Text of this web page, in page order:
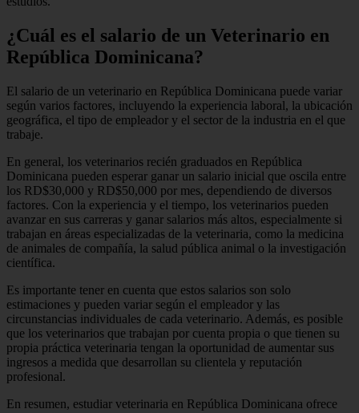
¿Cuál es el salario de un Veterinario en
República Dominicana?
El salario de un veterinario en República Dominicana puede variar
según varios factores, incluyendo la experiencia laboral, la ubicación
geográfica, el tipo de empleador y el sector de la industria en el que
trabaje.
En general, los veterinarios recién graduados en República
Dominicana pueden esperar ganar un salario inicial que oscila entre
los RD$30,000 y RD$50,000 por mes, dependiendo de diversos
factores. Con la experiencia y el tiempo, los veterinarios pueden
avanzar en sus carreras y ganar salarios más altos, especialmente si
trabajan en áreas especializadas de la veterinaria, como la medicina
de animales de compañía, la salud pública animal o la investigación
científica.
Es importante tener en cuenta que estos salarios son solo
estimaciones y pueden variar según el empleador y las
circunstancias individuales de cada veterinario. Además, es posible
que los veterinarios que trabajan por cuenta propia o que tienen su
propia práctica veterinaria tengan la oportunidad de aumentar sus
ingresos a medida que desarrollan su clientela y reputación
profesional.
En resumen, estudiar veterinaria en República Dominicana ofrece